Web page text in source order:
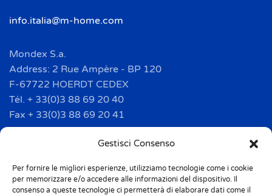
Gestisci Consenso
Per fornire le migliori esperienze, utilizziamo tecnologie come i cookie
per memorizzare e/o accedere alle informazioni del dispositivo. Il
consenso a queste tecnologie ci permetterà di elaborare dati come il
info.italia@m-home.com
Mondex S.a.
Address: 2 Rue Ampère - BP 120
F-67722 HOERDT CEDEX
Tél. + 33(0)3 88 69 20 40
Fax + 33(0)3 88 69 20 41
info.france@m-home.com
Mondex Menaje España S.a.
Address: Ctra de Girona, km. 101.5